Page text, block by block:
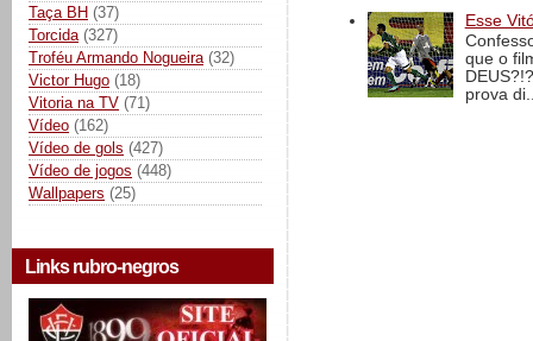
Taça BH (37)
Torcida (327)
Troféu Armando Nogueira (32)
Victor Hugo (18)
Vitoria na TV (71)
Vídeo (162)
Vídeo de gols (427)
Vídeo de jogos (448)
Wallpapers (25)
Links rubro-negros
Esse
que o
prova